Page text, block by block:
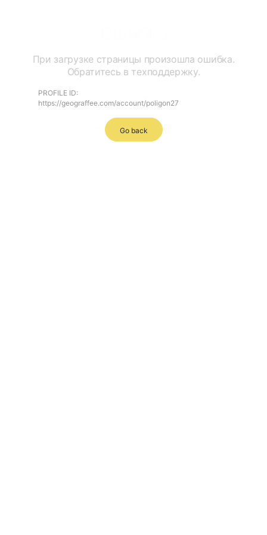
При загрузке страницы произошла ошибка.
Обратитесь в техподдержку.
PROFILE ID:
https://geograffee.com/account/poligon27
Go back